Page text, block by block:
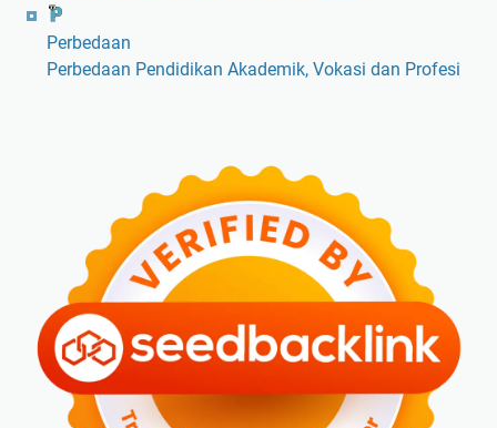
Perbedaan
Perbedaan Pendidikan Akademik, Vokasi dan Profesi